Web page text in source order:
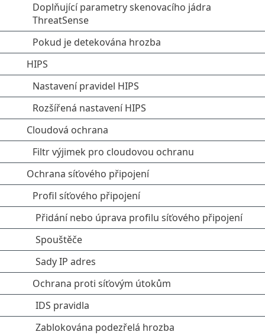
Doplňující parametry skenovacího jádra
ThreatSense
Pokud je detekována hrozba
HIPS
Nastavení pravidel HIPS
Rozšířená nastavení HIPS
Cloudová ochrana
Filtr výjimek pro cloudovou ochranu
Ochrana síťového připojení
Profil síťového připojení
Přidání nebo úprava profilu síťového připojení
Spouštěče
Sady IP adres
Ochrana proti síťovým útokům
IDS pravidla
Zablokována podezřelá hrozba